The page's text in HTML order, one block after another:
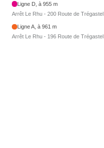
Ligne D, à 955 m
Arrêt Le Rhu - 200 Route de Trégastel
Ligne A, à 961 m
Arrêt Le Rhu - 196 Route de Trégastel